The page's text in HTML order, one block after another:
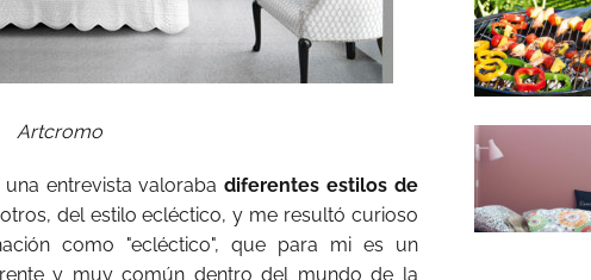
Artcromo
entrevista valorabadiferentes estilos de
del estilo ecléctico, y me resultó curioso
como "ecléctico", que para mi es un
y muy común dentro del mundo de la